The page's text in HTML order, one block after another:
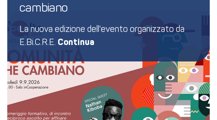
cambiano
La nuova edizione dell'evento organizzato da
E.Bi.C.R.E.